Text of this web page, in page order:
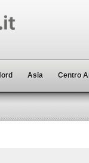
Asia Centro